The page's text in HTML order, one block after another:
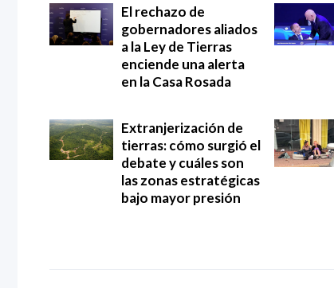
El rechazo de
gobernadores aliados
a la Ley de Tierras
enciende una alerta
en la Casa Rosada
Extranjerización de
tierras: cómo surgió el
debate y cuáles son
las zonas estratégicas
bajo mayor presión